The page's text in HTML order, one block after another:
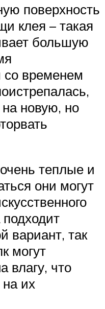
поверхность
клея – такая
большую
со временем
новую, но
теплые и
они могут
вариант, так
могут
влагу, что
на их